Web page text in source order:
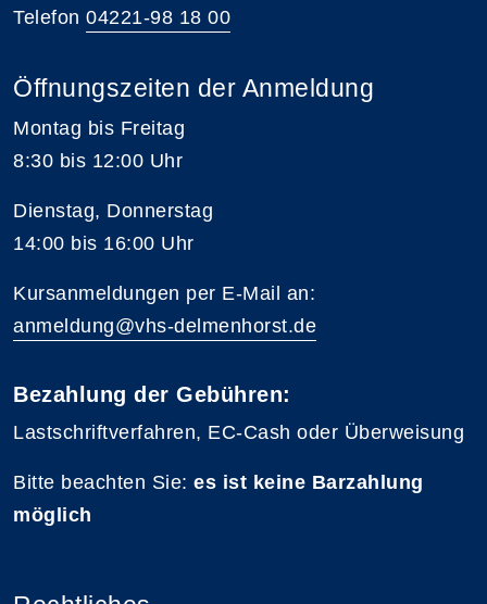
Telefon 04221-98 18 00
Öffnungszeiten der Anmeldung
Montag bis Freitag
8:30 bis 12:00 Uhr
Dienstag, Donnerstag
14:00 bis 16:00 Uhr
Kursanmeldungen per E-Mail an:
anmeldung@vhs-delmenhorst.de
Bezahlung der Gebühren:
Lastschriftverfahren, EC-Cash oder Überweisung
Bitte beachten Sie: es ist keine Barzahlung
möglich